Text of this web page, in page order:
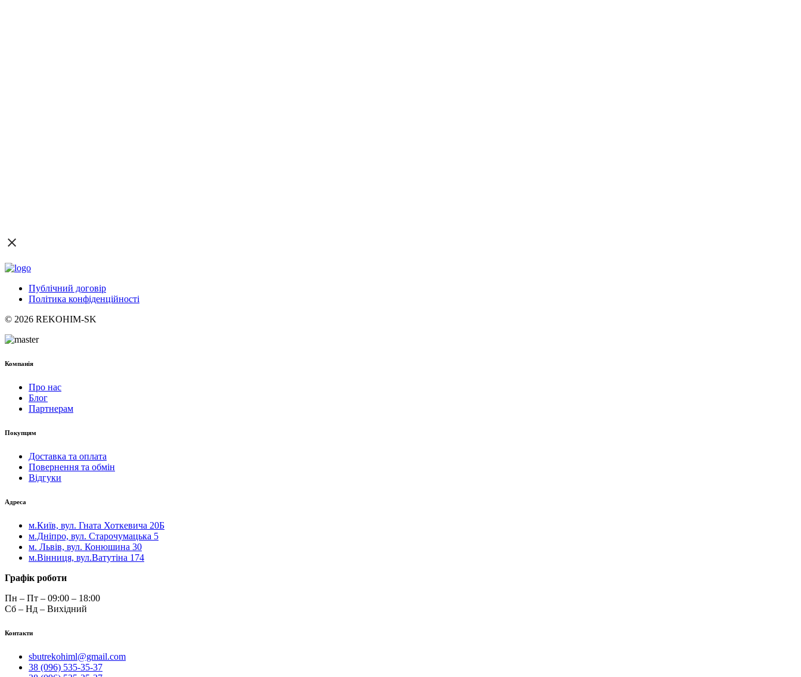
Публічний договір
Політика конфіденційності
© 2026 REKOHIM-SK
Компанія
Про нас
Блог
Партнерам
Покупцям
Доставка та оплата
Повернення та обмін
Відгуки
Адреса
м.Київ, вул. Гната Хоткевича 20Б
м.Дніпро, вул. Старочумацька 5
м. Львів, вул. Конюшина 30
м.Вінниця, вул.Ватутіна 174
Графік роботи
Пн – Пт – 09:00 – 18:00
Сб – Нд – Вихідний
Контакти
sbutrekohiml@gmail.com
38 (096) 535-35-37